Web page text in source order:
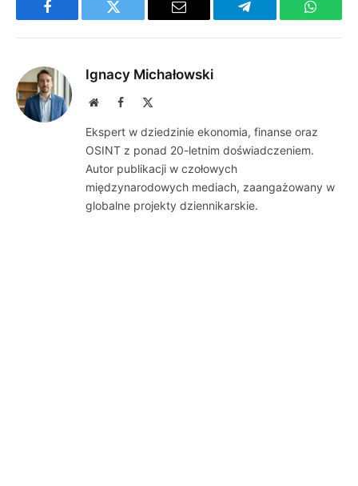
Facebook Twitter Email Telegram
Ignacy Michałowski
WebsiteFacebook
Ekspert w dziedzinie ekonomia, finanse oraz
OSINT z ponad 20-letnim doświadczeniem.
Autor publikacji w czołowych
międzynarodowych mediach, zaangażowany w
globalne projekty dziennikarskie.